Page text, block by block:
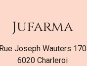
Jufarma
Rue Joseph Wauters 170
6020 Charleroi